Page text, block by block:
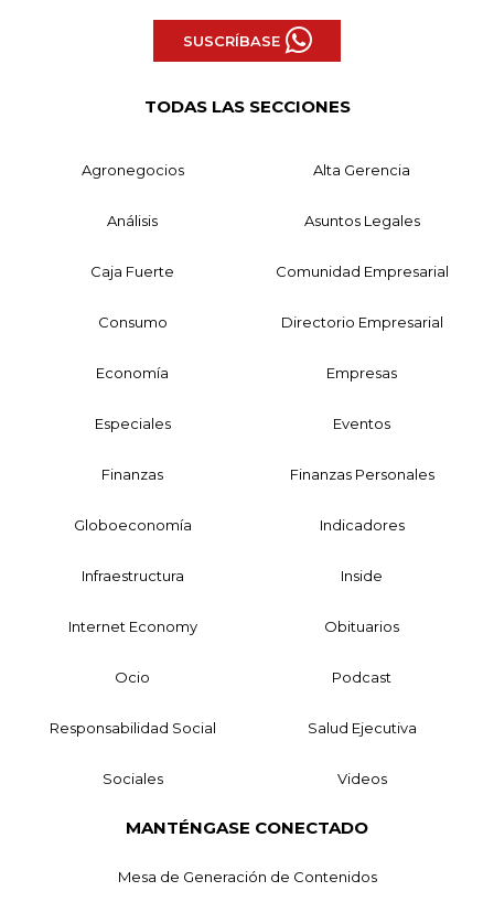
SUSCRÍBASE
TODAS LAS SECCIONES
Agronegocios Alta Gerencia
Análisis Asuntos Legales
Caja Fuerte Comunidad Empresarial
Consumo Directorio Empresarial
Economía Empresas
Especiales Eventos
Finanzas Finanzas Personales
Globoeconomía Indicadores
Infraestructura Inside
Internet Economy Obituarios
Ocio Podcast
Responsabilidad Social Salud Ejecutiva
Sociales Videos
MANTÉNGASE CONECTADO
Mesa de Generación de Contenidos